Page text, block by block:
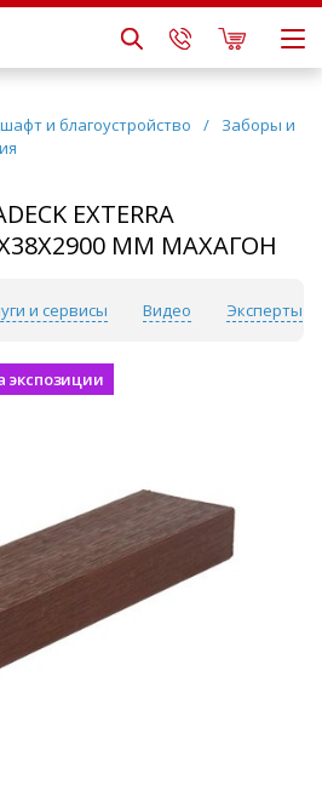
и благоустройство /
Заборы и
EXTERRA
ММ МАХАГОН
и сервисы Видео Эксперты
экспозиции